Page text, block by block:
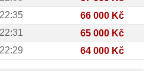
22:35
66 000 Kč
22:31
65 000 Kč
22:29 64 000 Kč